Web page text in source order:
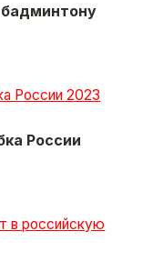
бадминтону
России